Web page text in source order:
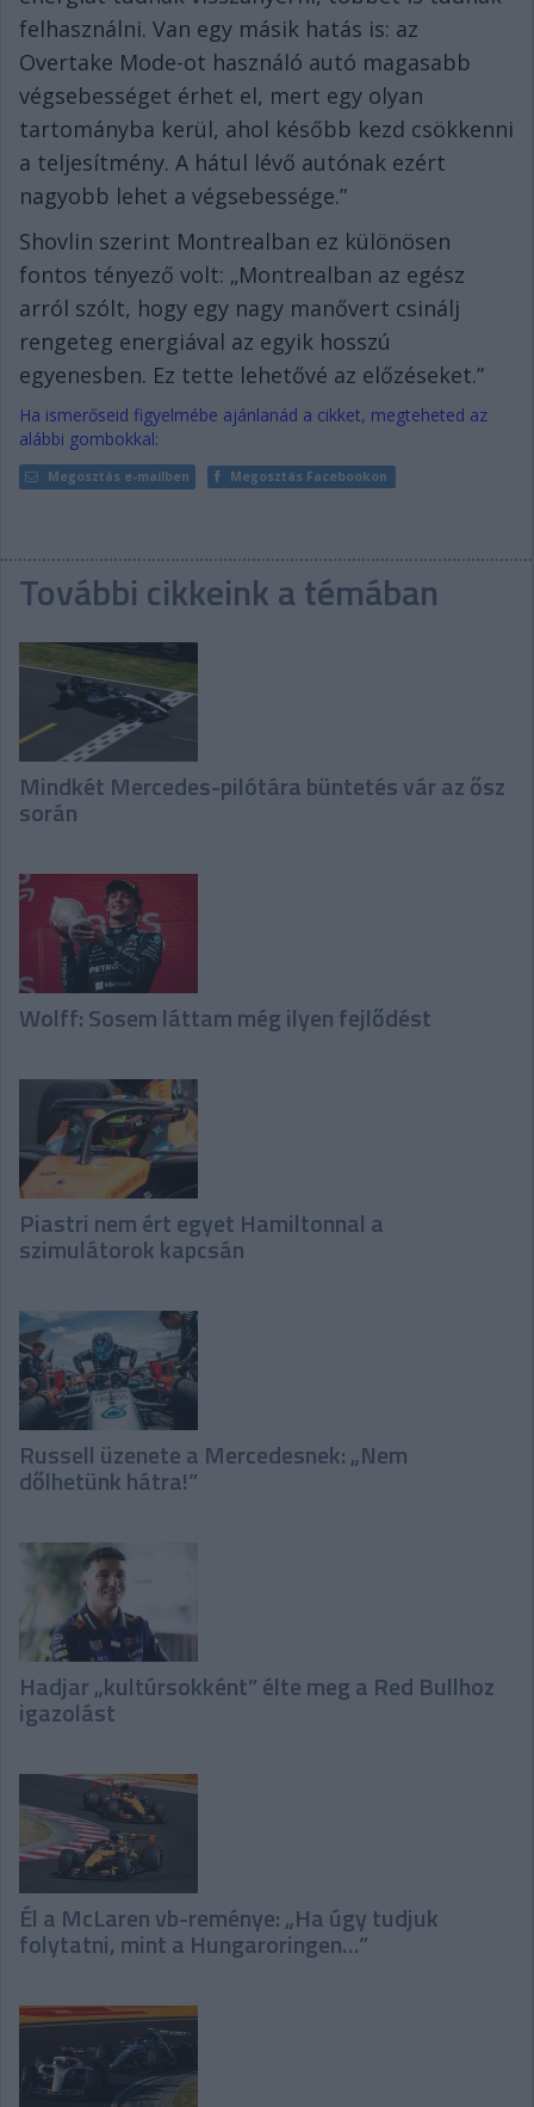
felhasználni. Van egy másik hatás is: az
Overtake Mode-ot használó autó magasabb
végsebességet érhet el, mert egy olyan
tartományba kerül, ahol később kezd csökkenni
a teljesítmény. A hátul lévő autónak ezért
nagyobb lehet a végsebessége.”
Shovlin szerint Montrealban ez különösen
fontos tényező volt: „Montrealban az egész
arról szólt, hogy egy nagy manővert csinálj
rengeteg energiával az egyik hosszú
egyenesben. Ez tette lehetővé az előzéseket.”
Ha ismerőseid figyelmébe ajánlanád a cikket, megteheted az
alábbi gombokkal:
Megosztás e-mailben Megosztás Facebookon
További cikkeink a témában
Mindkét Mercedes-pilótára büntetés vár az ősz
során
Wolff: Sosem láttam még ilyen fejlődést
Piastri nem ért egyet Hamiltonnal a
szimulátorok kapcsán
Russell üzenete a Mercedesnek: „Nem
dőlhetünk hátra!”
Hadjar „kultúrsokként” élte meg a Red Bullhoz
igazolást
Él a McLaren vb-reménye: „Ha úgy tudjuk
folytatni, mint a Hungaroringen…”